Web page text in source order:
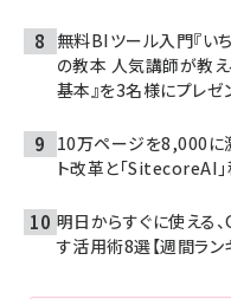
無料BIツール入門『い
の教本 人気講師が教
基本』を3名様にプレゼ
10万ページを8,000に
ト改革と「SitecoreAI
明日からすぐに使え
す活用術8選【週間ラン